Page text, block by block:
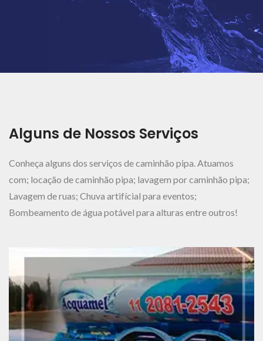
Alguns de Nossos Serviços
Conheça alguns dos serviços de caminhão pipa. Atuamos
com; locação de caminhão pipa; lavagem por caminhão pipa;
Lavagem de ruas; Chuva artifícial para eventos;
Bombeamento de água potável para alturas entre outros!